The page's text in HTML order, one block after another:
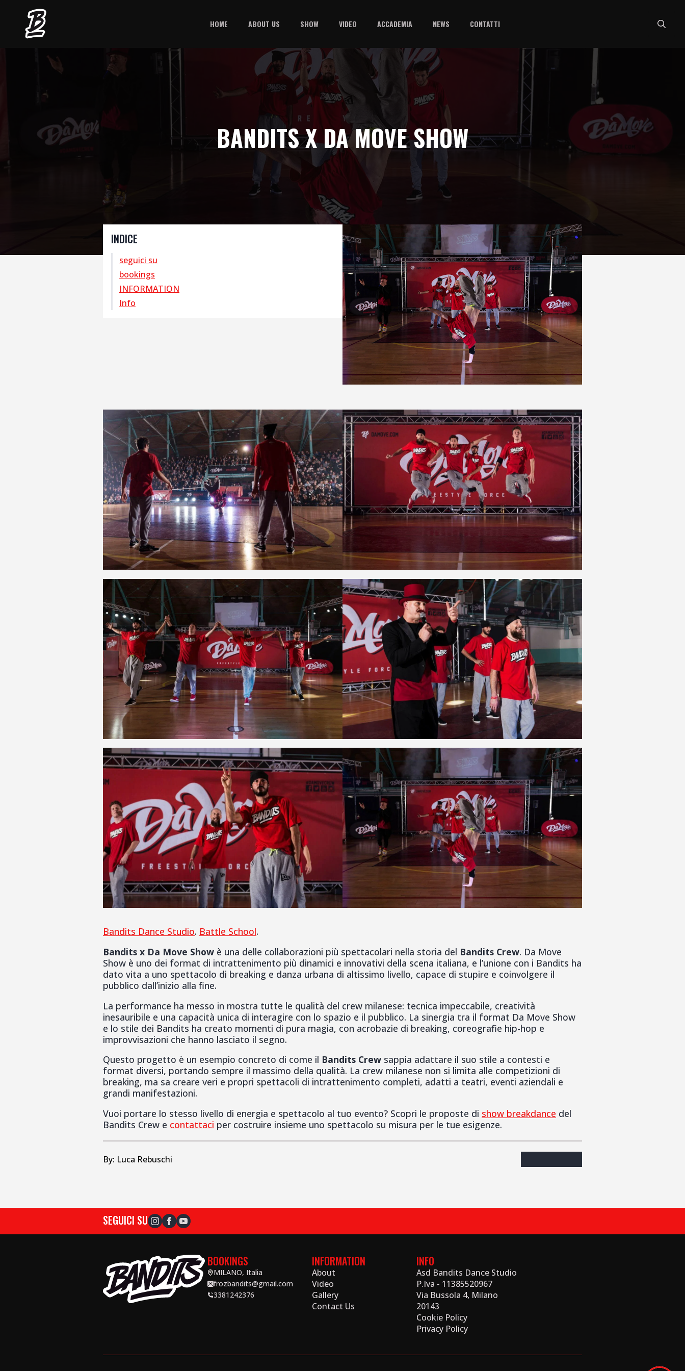
HOME ABOUT US SHOW VIDEO ACCADEMIA NEWS CONTATTI
BANDITS X DA MOVE SHOW
INDICE
seguici su
bookings
INFORMATION
Info
Bandits Dance Studio. Battle School.
Bandits x Da Move Show è una delle collaborazioni più spettacolari nella storia del Bandits Crew. Da Move
Show è uno dei format di intrattenimento più dinamici e innovativi della scena italiana, e l’unione con i Bandits ha
dato vita a uno spettacolo di breaking e danza urbana di altissimo livello, capace di stupire e coinvolgere il
pubblico dall’inizio alla fine.
La performance ha messo in mostra tutte le qualità del crew milanese: tecnica impeccabile, creatività
inesauribile e una capacità unica di interagire con lo spazio e il pubblico. La sinergia tra il format Da Move Show
e lo stile dei Bandits ha creato momenti di pura magia, con acrobazie di breaking, coreografie hip-hop e
improvvisazioni che hanno lasciato il segno.
Questo progetto è un esempio concreto di come il Bandits Crew sappia adattare il suo stile a contesti e
format diversi, portando sempre il massimo della qualità. La crew milanese non si limita alle competizioni di
breaking, ma sa creare veri e propri spettacoli di intrattenimento completi, adatti a teatri, eventi aziendali e
grandi manifestazioni.
Vuoi portare lo stesso livello di energia e spettacolo al tuo evento? Scopri le proposte di show breakdance del
Bandits Crew e contattaci per costruire insieme uno spettacolo su misura per le tue esigenze.
By: Luca Rebuschi
SEGUICI SU
BOOKINGS
MILANO, Italia
frozbandits@gmail.com
3381242376
INFORMATION
About
Video
Gallery
Contact Us
INFO
Asd Bandits Dance Studio
P.Iva - 11385520967
Via Bussola 4, Milano
20143
Cookie Policy
Privacy Policy